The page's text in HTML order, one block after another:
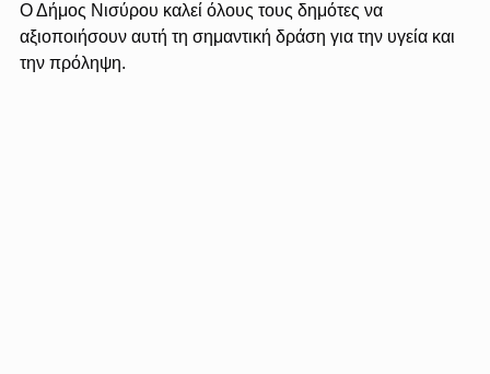
Ο Δήμος Νισύρου καλεί όλους τους δημότες να
αξιοποιήσουν αυτή τη σημαντική δράση για την υγεία και
την πρόληψη.